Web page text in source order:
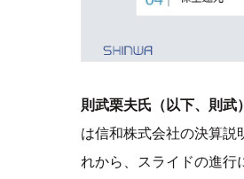
則武栗夫氏（以下、則武）
は信和株式会社の決算説
れから、スライドの進